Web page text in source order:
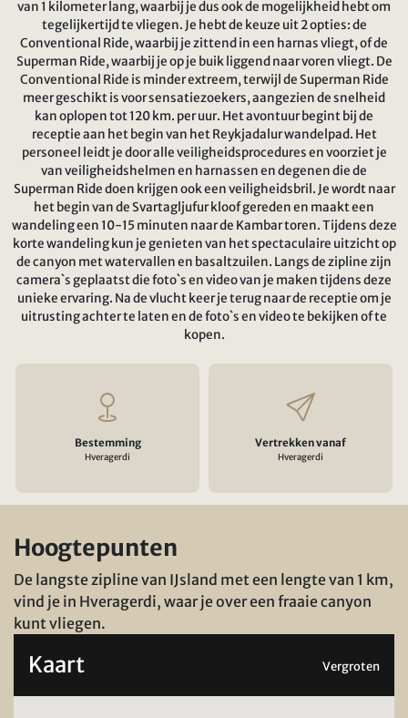
van 1 kilometer lang, waarbij je dus ook de mogelijkheid hebt om
tegelijkertijd te vliegen. Je hebt de keuze uit 2 opties: de
Conventional Ride, waarbij je zittend in een harnas vliegt, of de
Superman Ride, waarbij je op je buik liggend naar voren vliegt. De
Conventional Ride is minder extreem, terwijl de Superman Ride
meer geschikt is voor sensatiezoekers, aangezien de snelheid
kan oplopen tot 120 km. per uur. Het avontuur begint bij de
receptie aan het begin van het Reykjadalur wandelpad. Het
personeel leidt je door alle veiligheidsprocedures en voorziet je
van veiligheidshelmen en harnassen en degenen die de
Superman Ride doen krijgen ook een veiligheidsbril. Je wordt naar
het begin van de Svartagljufur kloof gereden en maakt een
wandeling een 10-15 minuten naar de Kambar toren. Tijdens deze
korte wandeling kun je genieten van het spectaculaire uitzicht op
de canyon met watervallen en basaltzuilen. Langs de zipline zijn
camera`s geplaatst die foto`s en video van je maken tijdens deze
unieke ervaring. Na de vlucht keer je terug naar de receptie om je
uitrusting achter te laten en de foto`s en video te bekijken of te
kopen.
Bestemming
Hveragerdi
Vertrekken vanaf
Hveragerdi
Hoogtepunten
De langste zipline van IJsland met een lengte van 1 km,
vind je in Hveragerdi, waar je over een fraaie canyon
kunt vliegen.
Kaart Vergroten